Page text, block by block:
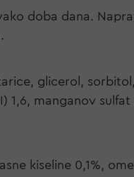
doba dana.
glicerol,
manganov
kiseline 0,1%,